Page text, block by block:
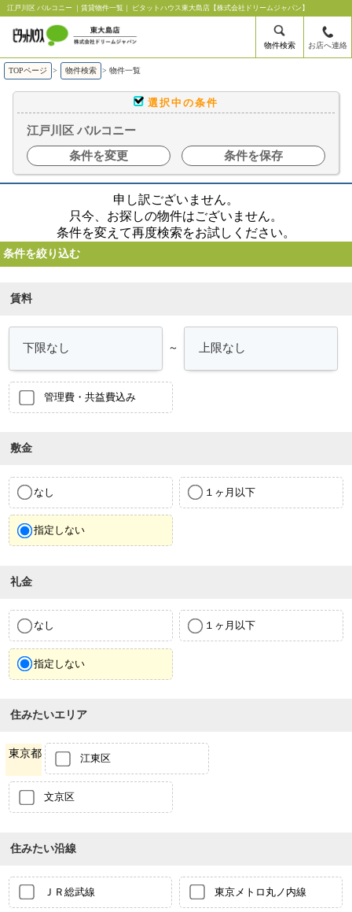
江戸川区 バルコニー ｜賃貸物件一覧｜ ピタットハウス東大島店【株式会社ドリームジャパン】
物件検索 お店へ連絡
TOPページ > 物件検索 > 物件一覧
選択中の条件
江戸川区 バルコニー
条件を変更
条件を保存
申し訳ございません。
只今、お探しの物件はございません。
条件を変えて再度検索をお試しください。
条件を絞り込む
賃料
～
管理費・共益費込み
敷金
なし １ヶ月以下
指定しない
礼金
なし １ヶ月以下
指定しない
住みたいエリア
東京都 江東区
文京区
住みたい沿線
ＪＲ総武線 東京メトロ丸ノ内線